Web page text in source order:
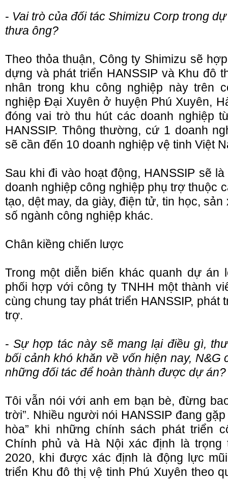
- Vai trò của đối tác Shimizu Corp trong
thưa ông?
Theo thỏa thuận, Công ty Shimizu sẽ
dựng và phát triển HANSSIP và Khu đô
nhân trong khu công nghiệp này trên
nghiệp Đại Xuyên ở huyện Phú Xuyên,
đóng vai trò thu hút các doanh nghiệp
HANSSIP. Thông thường, cứ 1 doanh
sẽ cần đến 10 doanh nghiệp vệ tinh Việt
Sau khi đi vào hoạt động, HANSSIP sẽ
doanh nghiệp công nghiệp phụ trợ thuộc
tạo, dệt may, da giày, điện tử, tin học,
số ngành công nghiệp khác.
Chân kiềng chiến lược
Trong một diễn biến khác quanh dự án
phối hợp với công ty TNHH một thành
cùng chung tay phát triển HANSSIP, phát
trợ.
-Sự hợp tác này sẽ mang lại điều gì,
bối cảnh khó khăn về vốn hiện nay, N&G
những đối tác để hoàn thành được dự án?
Tôi vẫn nói với anh em bạn bè, đừng
trời”. Nhiều người nói HANSSIP đang
hòa” khi những chính sách phát triển
Chính phủ và Hà Nội xác định là trọng
2020, khi được xác định là động lực
triển Khu đô thị vệ tinh Phú Xuyên theo